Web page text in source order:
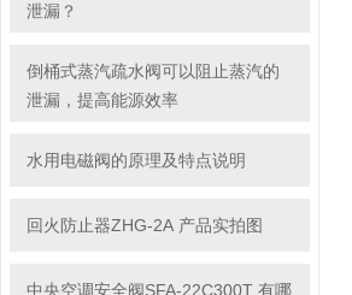
泄漏？
倒桶式蒸汽疏水阀可以阻止蒸汽的
泄漏，提高能源效率
水用电磁阀的原理及特点说明
回火防止器ZHG-2A 产品实拍图
中央空调安全阀SFA-22C300T 有哪